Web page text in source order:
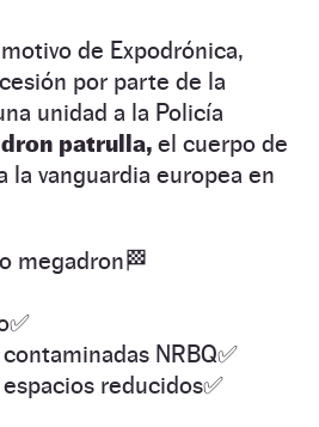
de Expodrónica,
por parte de la
unidad a la Policía
dron patrulla, el cuerpo de
la vanguardia europea en
megadron🏁
NRBQ✅
reducidos✅